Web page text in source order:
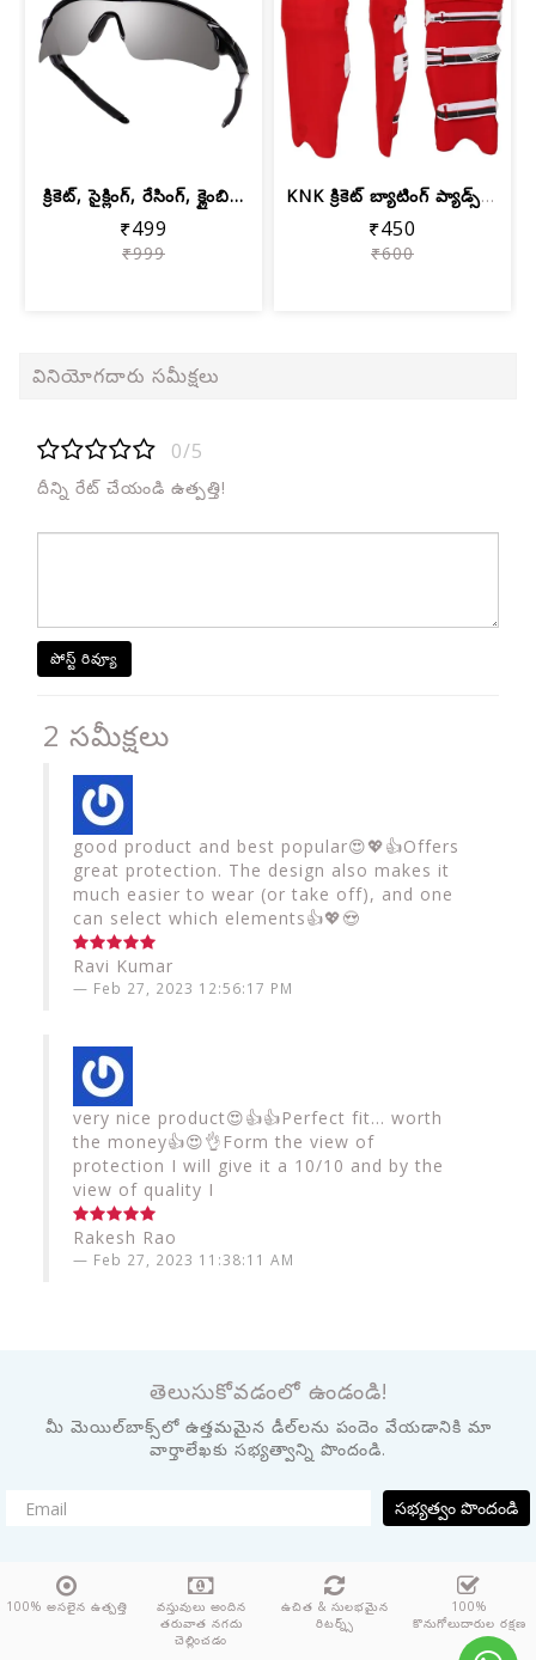
క్రికెట్, సైక్లింగ్, రేసింగ్, క్లైంబి...
₹499
₹999
KNK క్రికెట్ బ్యాటింగ్ ప్యాడ్స్ కవర్ ...
₹450
₹600
వినియోగదారు సమీక్షలు
0/5
దీన్ని రేట్ చేయండి ఉత్పత్తి!
పోస్ట్ రివ్యూ
2 సమీక్షలు
good product and best popular😍💖👍Offers
great protection. The design also makes it
much easier to wear (or take off), and one
can select which elements👍💖😍
Ravi Kumar
Feb 27, 2023 12:56:17 PM
very nice product😍👍👍Perfect fit... worth
the money👍😍👌Form the view of
protection I will give it a 10/10 and by the
view of quality I
Rakesh Rao
Feb 27, 2023 11:38:11 AM
తెలుసుకోవడంలో ఉండండి!
మీ మెయిల్‌బాక్స్‌లో ఉత్తమమైన డీల్‌లను పందెం వేయడానికి మా
వార్తాలేఖకు సభ్యత్వాన్ని పొందండి.
సభ్యత్వం పొందండి
100% అసలైన ఉత్పత్తి
వస్తువులు అందిన
తరువాత నగదు
చెల్లించడం
ఉచిత & సులభమైన
రిటర్న్స్
100%
కొనుగోలుదారుల రక్షణ